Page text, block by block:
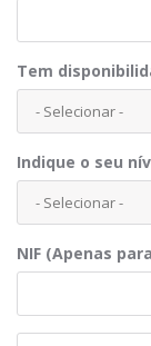
Tem
Indique o seu
NIF (Apenas